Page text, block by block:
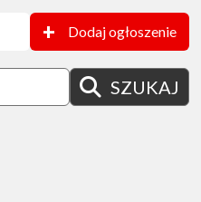
+ Dodaj ogłoszenie
SZUKAJ